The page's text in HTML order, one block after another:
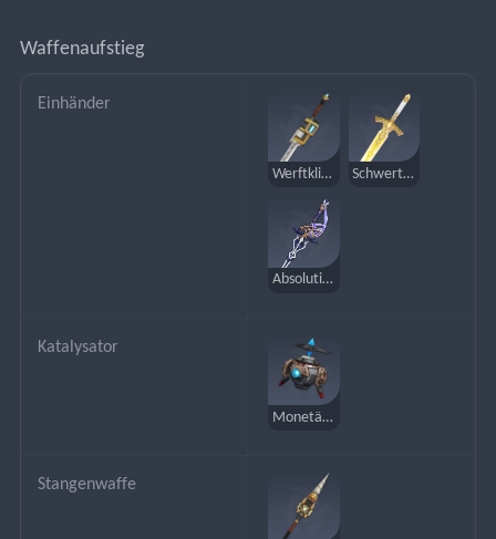
Waffenaufstieg
Einhänder
Werftklinge Schwert des Narzissenkreuzes
Absolution
Katalysator
Monetäre Aufsichtseinheit
Stangenwaffe